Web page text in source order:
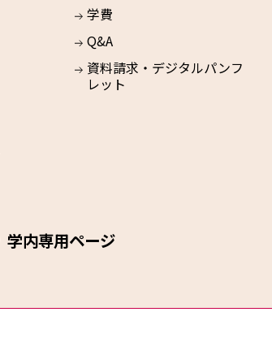
学費
Q&A
資料請求・デジタルパンフ
レット
学内専用ページ